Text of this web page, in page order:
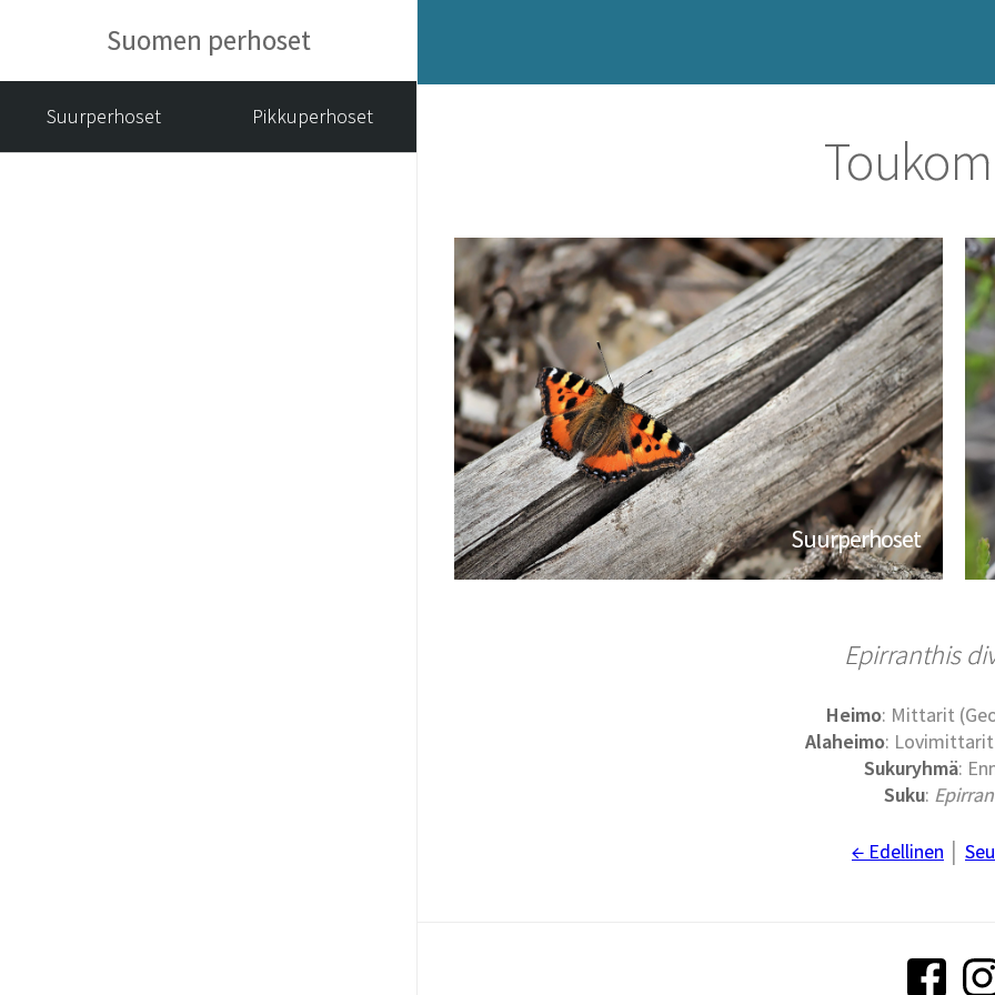
Suomen perhoset
Suurperhoset Pikkuperhoset
Suurperhoset
Epirranthis
Heimo: Mittarit
Alaheimo: Lovimittarit
Sukuryhmä:
Suku:
← Edellinen